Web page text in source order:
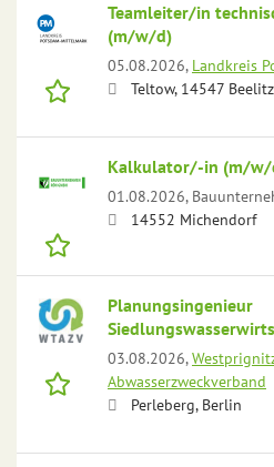
Teamleiter/in
(m/w/d)
05.08.2026, Landkreis
Teltow, 14547
Kalkulator/-in (m/w/
01.08.2026,
14552 Michendorf
Planungsingenieur
03.08.2026,
Abwasserzweckverband
Perleberg, Berlin